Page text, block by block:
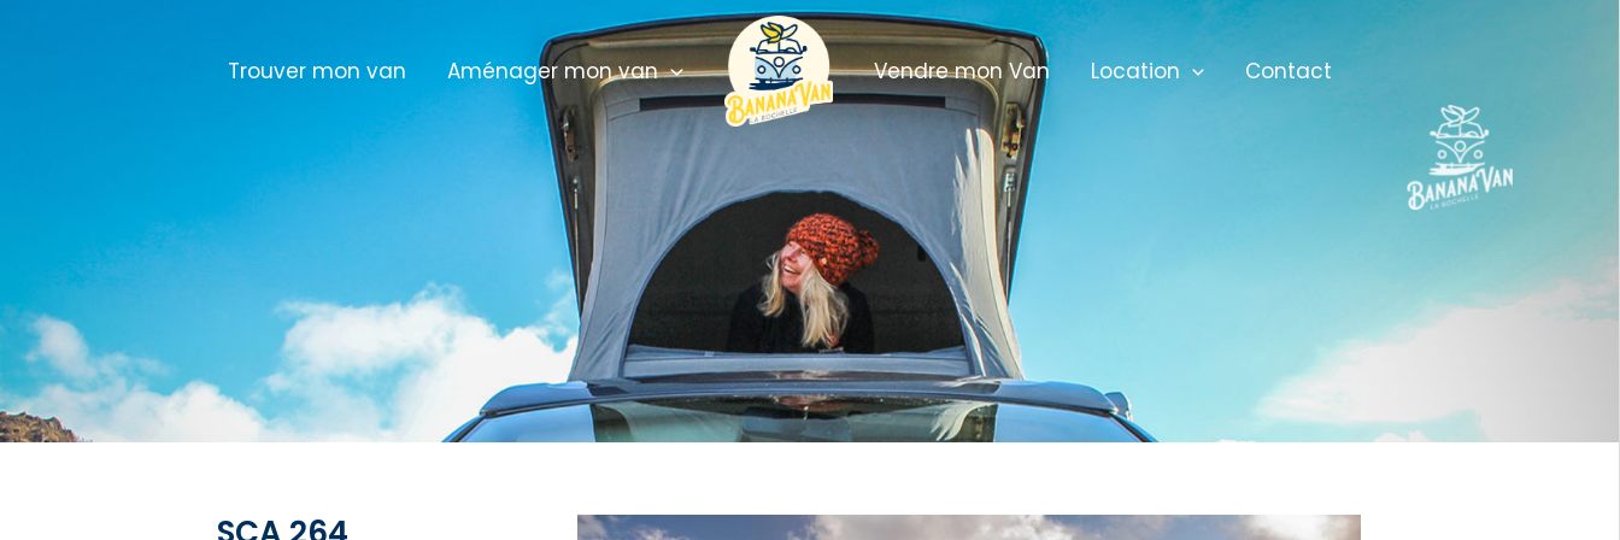
Trouver mon van Aménager mon van Vendre mon Van Location Contact